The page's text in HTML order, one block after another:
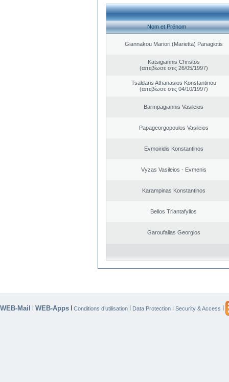
Nom et Prénom
Giannakou Mariori (Marietta) Panagiotis
Katsigiannis Christos
(απεβίωσε στις 26/05/1997)
Tsaldaris Athanasios Konstantinou
(απεβίωσε στις 04/10/1997)
Barmpagiannis Vasileios
Papageorgopoulos Vasileios
Evmoiridis Konstantinos
Vyzas Vasileios - Evmenis
Karampinas Konstantinos
Bellos Triantafyllos
Garoufalias Georgios
WEB-Mail | WEB-Apps | Conditions d’utilisation | Data Protection | Security & Access |